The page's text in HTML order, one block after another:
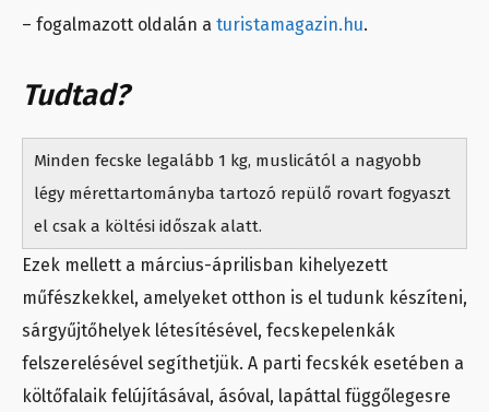
– fogalmazott oldalán a turistamagazin.hu.
Tudtad?
Minden fecske legalább 1 kg, muslicától a nagyobb
légy mérettartományba tartozó repülő rovart fogyaszt
el csak a költési időszak alatt.
Ezek mellett a március-áprilisban kihelyezett
műfészkekkel, amelyeket otthon is el tudunk készíteni,
sárgyűjtőhelyek létesítésével, fecskepelenkák
felszerelésével segíthetjük. A parti fecskék esetében a
költőfalaik felújításával, ásóval, lapáttal függőlegesre